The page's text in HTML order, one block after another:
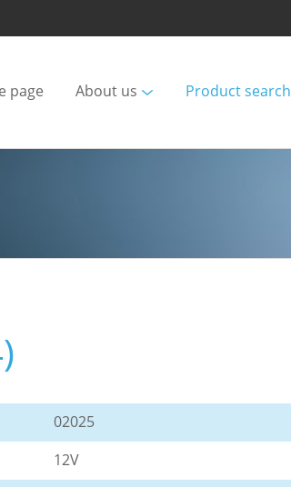
Product search
About us
page
02025
12V